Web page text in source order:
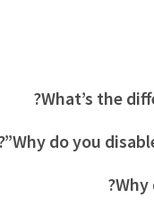
What’s the
Why do you
Why